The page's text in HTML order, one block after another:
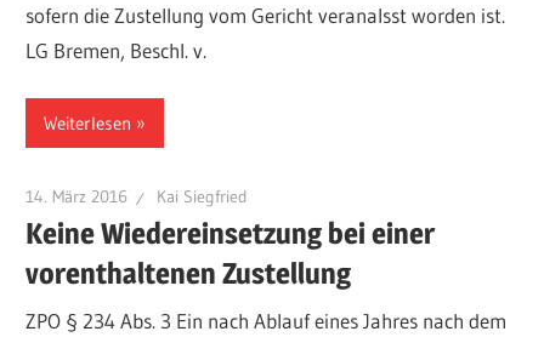
sofern die Zustellung vom Gericht veranalsst worden ist.
LG Bremen, Beschl. v.
Weiterlesen
14. März 2016 Kai Siegfried
Keine Wiedereinsetzung bei einer
vorenthaltenen Zustellung
ZPO § 234 Abs. 3 Ein nach Ablauf eines Jahres nach dem